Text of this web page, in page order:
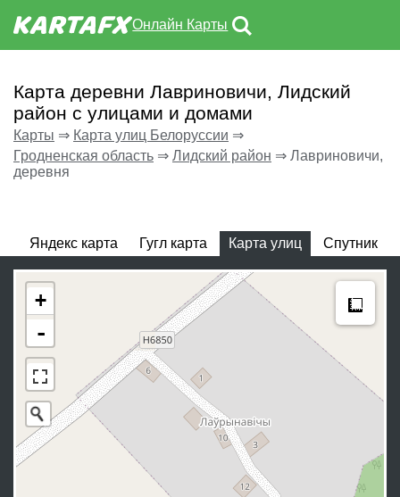
Онлайн Карты
Карта деревни Лавриновичи, Лидский
район с улицами и домами
Карты ⇒ Карта улиц Белоруссии ⇒
Гродненская область ⇒ Лидский район ⇒ Лавриновичи,
деревня
Яндекс карта Гугл карта Карта улиц Спутник
+
-